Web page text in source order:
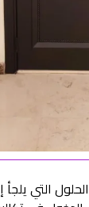
التي يلجأ